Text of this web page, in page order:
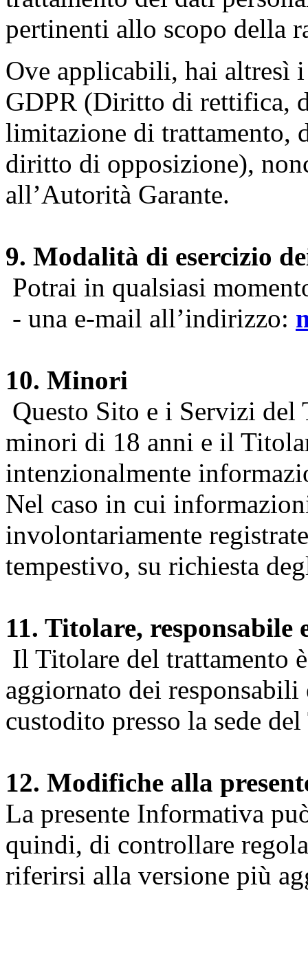
pertinenti allo scopo della
Ove applicabili, hai
GDPR (Diritto di rettifica,
limitazione di trattamento,
diritto di opposizione),
all’Autorità Garante.
9. Modalità di esercizio
Potrai in qualsiasi
- una e-mail all’indirizzo:
10. Minori
Questo Sito e i Servizi del
minori di 18 anni e il
intenzionalmente
Nel caso in cui
involontariamente
tempestivo, su richiesta
11. Titolare, responsabile
Il Titolare del trattamento
aggiornato dei
custodito presso la sede
12. Modifiche alla
La presente Informativa
quindi, di controllare
riferirsi alla versione più